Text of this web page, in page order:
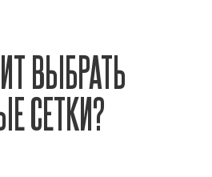
ВЫБРАТЬ
СЕТКИ?